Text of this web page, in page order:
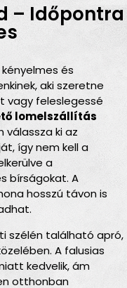
– Időpontra
és
aki szeretne
vagy feleslegessé
lomelszállítás
válassza ki az
így nem kell a
a
bírságokat. A
hosszú távon is
szélén található apró,
A falusias
kedvelik, ám
otthonban